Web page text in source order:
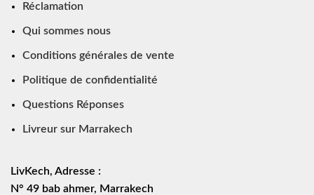
Réclamation
Qui sommes nous
Conditions générales de vente
Politique de confidentialité
Questions Réponses
Livreur sur Marrakech
LivKech, Adresse :
N° 49 bab ahmer, Marrakech